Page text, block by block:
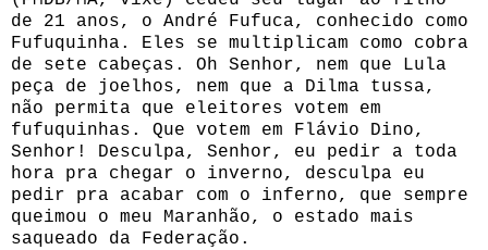
de 21 anos, o André Fufuca, conhecido como
Fufuquinha. Eles se multiplicam como cobra
de sete cabeças. Oh Senhor, nem que Lula
peça de joelhos, nem que a Dilma tussa,
não permita que eleitores votem em
fufuquinhas. Que votem em Flávio Dino,
Senhor! Desculpa, Senhor, eu pedir a toda
hora pra chegar o inverno, desculpa eu
pedir pra acabar com o inferno, que sempre
queimou o meu Maranhão, o estado mais
saqueado da Federação.